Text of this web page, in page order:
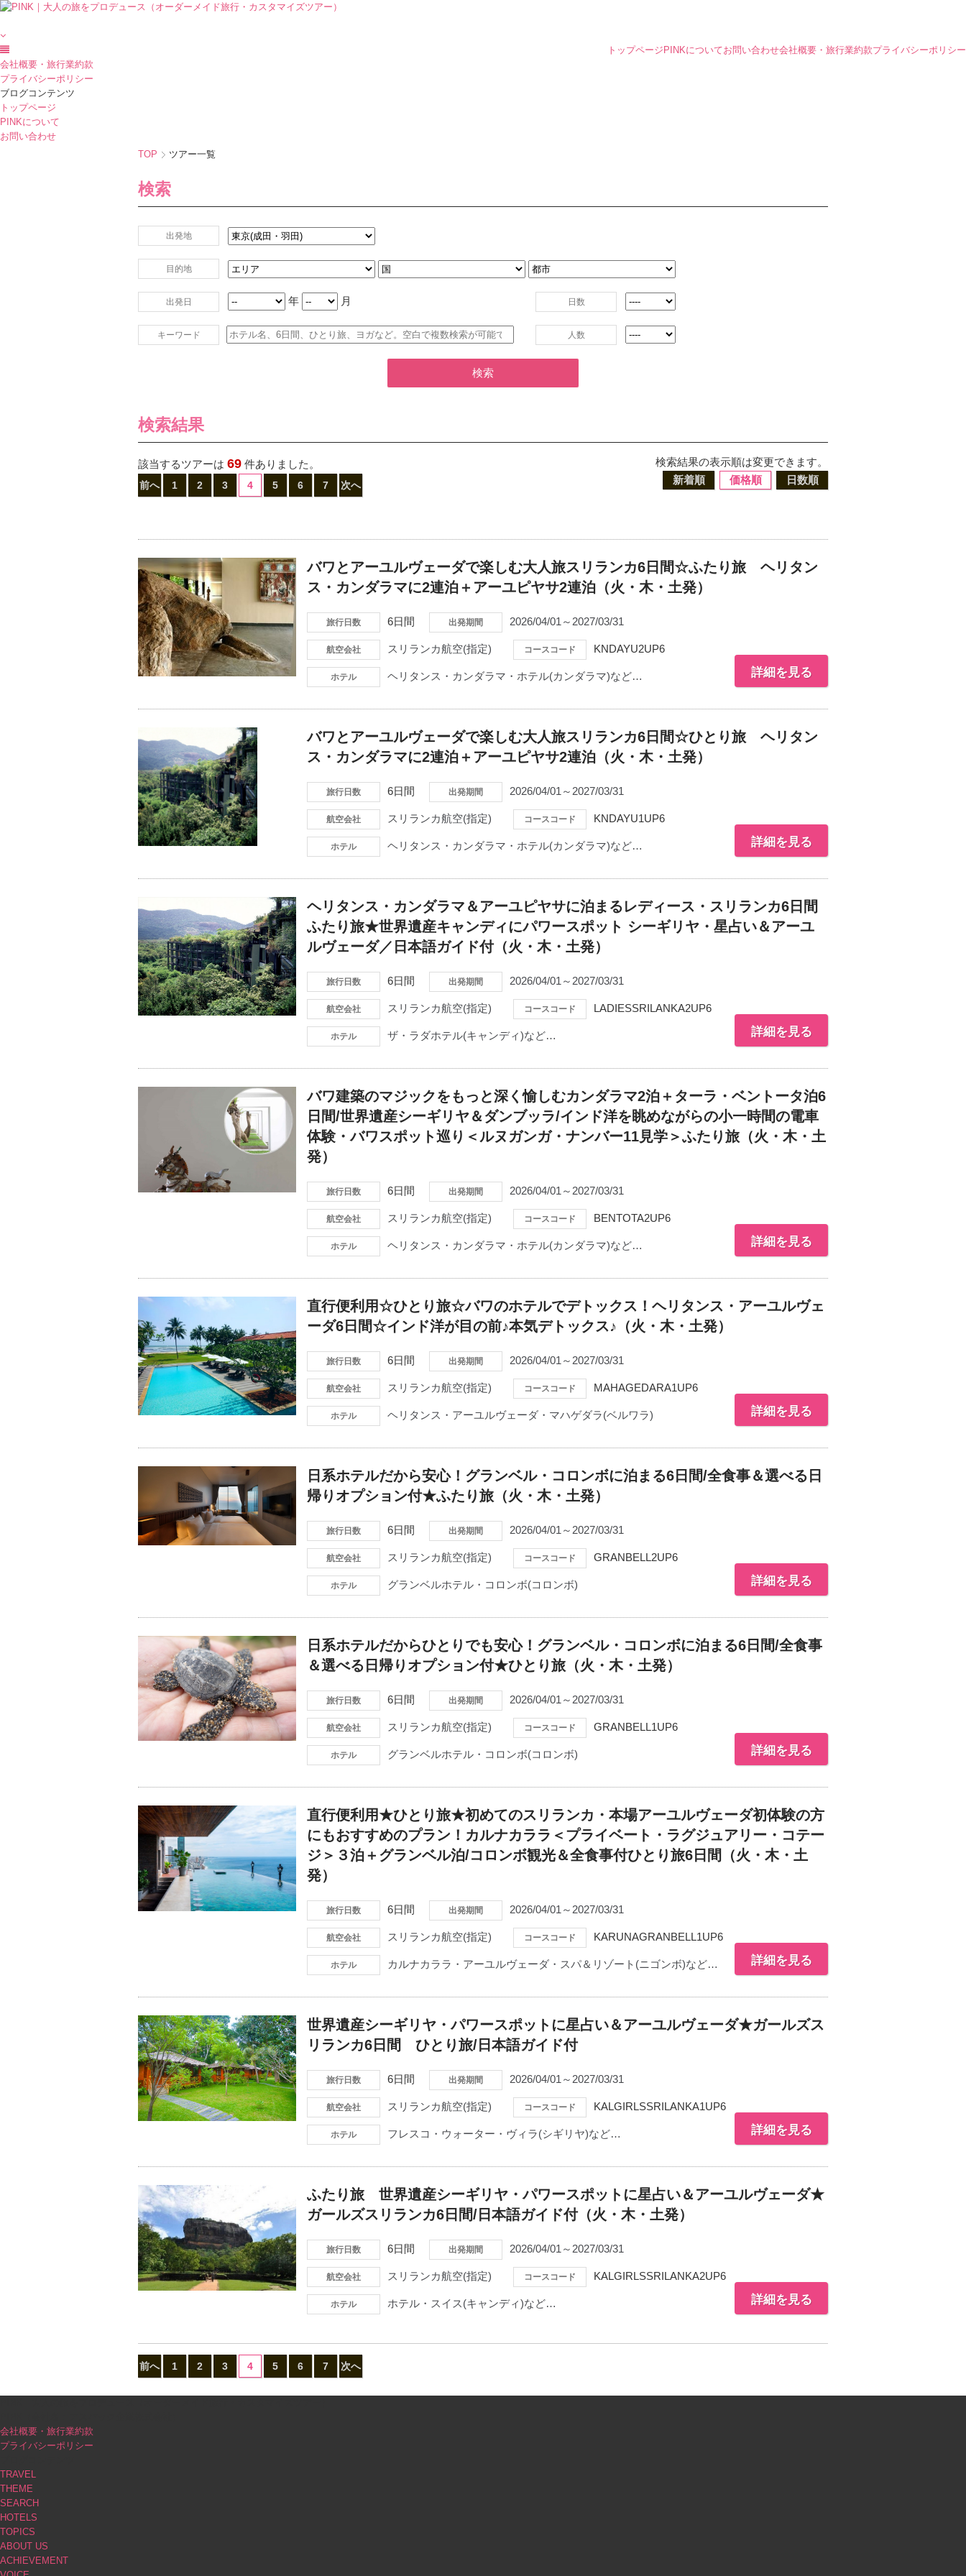
会社概要・旅行業約款プライバシーポリシー
トップページ PINKについてお問い合わせ
会社概要・旅行業約款
プライバシーポリシー
ブログコンテンツ
トップページ
PINKについて
お問い合わせ
TOP
ツアー一覧
検索
出発地
目的地
出発日 年 月 日数
キーワード 人数
検索
検索結果
該当するツアーは 69 件ありました。
前へ 1 2 3 4 5 6 7 次へ
検索結果の表示順は変更できます。
新着順
価格順 日数順
バワとアーユルヴェーダで楽しむ大人旅スリランカ6日間☆ふたり旅 ヘリタン
ス・カンダラマに2連泊＋アーユピヤサ2連泊（火・木・土発）
旅行日数 6日間 出発期間 2026/04/01～2027/03/31
航空会社 スリランカ航空(指定) コースコード KNDAYU2UP6
ホテル ヘリタンス・カンダラマ・ホテル(カンダラマ)など… 詳細を見る
バワとアーユルヴェーダで楽しむ大人旅スリランカ6日間☆ひとり旅 ヘリタン
ス・カンダラマに2連泊＋アーユピヤサ2連泊（火・木・土発）
旅行日数 6日間 出発期間 2026/04/01～2027/03/31
航空会社 スリランカ航空(指定) コースコード KNDAYU1UP6
ホテル ヘリタンス・カンダラマ・ホテル(カンダラマ)など… 詳細を見る
ヘリタンス・カンダラマ＆アーユピヤサに泊まるレディース・スリランカ6日間
ふたり旅★世界遺産キャンディにパワースポット シーギリヤ・星占い＆アーユ
ルヴェーダ／日本語ガイド付（火・木・土発）
旅行日数 6日間 出発期間 2026/04/01～2027/03/31
航空会社 スリランカ航空(指定) コースコード LADIESSRILANKA2UP6
ホテル ザ・ラダホテル(キャンディ)など… 詳細を見る
バワ建築のマジックをもっと深く愉しむカンダラマ2泊＋ターラ・ベントータ泊6
日間/世界遺産シーギリヤ＆ダンブッラ/インド洋を眺めながらの小一時間の電車
体験・バワスポット巡り＜ルヌガンガ・ナンバー11見学＞ふたり旅（火・木・土
発）
旅行日数 6日間 出発期間 2026/04/01～2027/03/31
航空会社 スリランカ航空(指定) コースコード BENTOTA2UP6
ホテル ヘリタンス・カンダラマ・ホテル(カンダラマ)など… 詳細を見る
直行便利用☆ひとり旅☆バワのホテルでデトックス！ヘリタンス・アーユルヴェ
ーダ6日間☆インド洋が目の前♪本気デトックス♪（火・木・土発）
旅行日数 6日間 出発期間 2026/04/01～2027/03/31
航空会社 スリランカ航空(指定) コースコード MAHAGEDARA1UP6
ホテル ヘリタンス・アーユルヴェーダ・マハゲダラ(ベルワラ) 詳細を見る
日系ホテルだから安心！グランベル・コロンボに泊まる6日間/全食事＆選べる日
帰りオプション付★ふたり旅（火・木・土発）
旅行日数 6日間 出発期間 2026/04/01～2027/03/31
航空会社 スリランカ航空(指定) コースコード GRANBELL2UP6
ホテル グランベルホテル・コロンボ(コロンボ) 詳細を見る
日系ホテルだからひとりでも安心！グランベル・コロンボに泊まる6日間/全食事
＆選べる日帰りオプション付★ひとり旅（火・木・土発）
旅行日数 6日間 出発期間 2026/04/01～2027/03/31
航空会社 スリランカ航空(指定) コースコード GRANBELL1UP6
ホテル グランベルホテル・コロンボ(コロンボ) 詳細を見る
直行便利用★ひとり旅★初めてのスリランカ・本場アーユルヴェーダ初体験の方
にもおすすめのプラン！カルナカララ＜プライベート・ラグジュアリー・コテー
ジ＞３泊＋グランベル泊/コロンボ観光＆全食事付ひとり旅6日間（火・木・土
発）
旅行日数 6日間 出発期間 2026/04/01～2027/03/31
航空会社 スリランカ航空(指定) コースコード KARUNAGRANBELL1UP6
ホテル カルナカララ・アーユルヴェーダ・スパ＆リゾート(ニゴンボ)など… 詳細を見る
世界遺産シーギリヤ・パワースポットに星占い＆アーユルヴェーダ★ガールズス
リランカ6日間 ひとり旅/日本語ガイド付
旅行日数 6日間 出発期間 2026/04/01～2027/03/31
航空会社 スリランカ航空(指定) コースコード KALGIRLSSRILANKA1UP6
ホテル フレスコ・ウォーター・ヴィラ(シギリヤ)など… 詳細を見る
ふたり旅 世界遺産シーギリヤ・パワースポットに星占い＆アーユルヴェーダ★
ガールズスリランカ6日間/日本語ガイド付（火・木・土発）
旅行日数 6日間 出発期間 2026/04/01～2027/03/31
航空会社 スリランカ航空(指定) コースコード KALGIRLSSRILANKA2UP6
ホテル ホテル・スイス(キャンディ)など… 詳細を見る
前へ 1 2 3 4 5 6 7 次へ
会社概要・旅行業約款
プライバシーポリシー
TRAVEL
THEME
SEARCH
HOTELS
TOPICS
ABOUT US
ACHIEVEMENT